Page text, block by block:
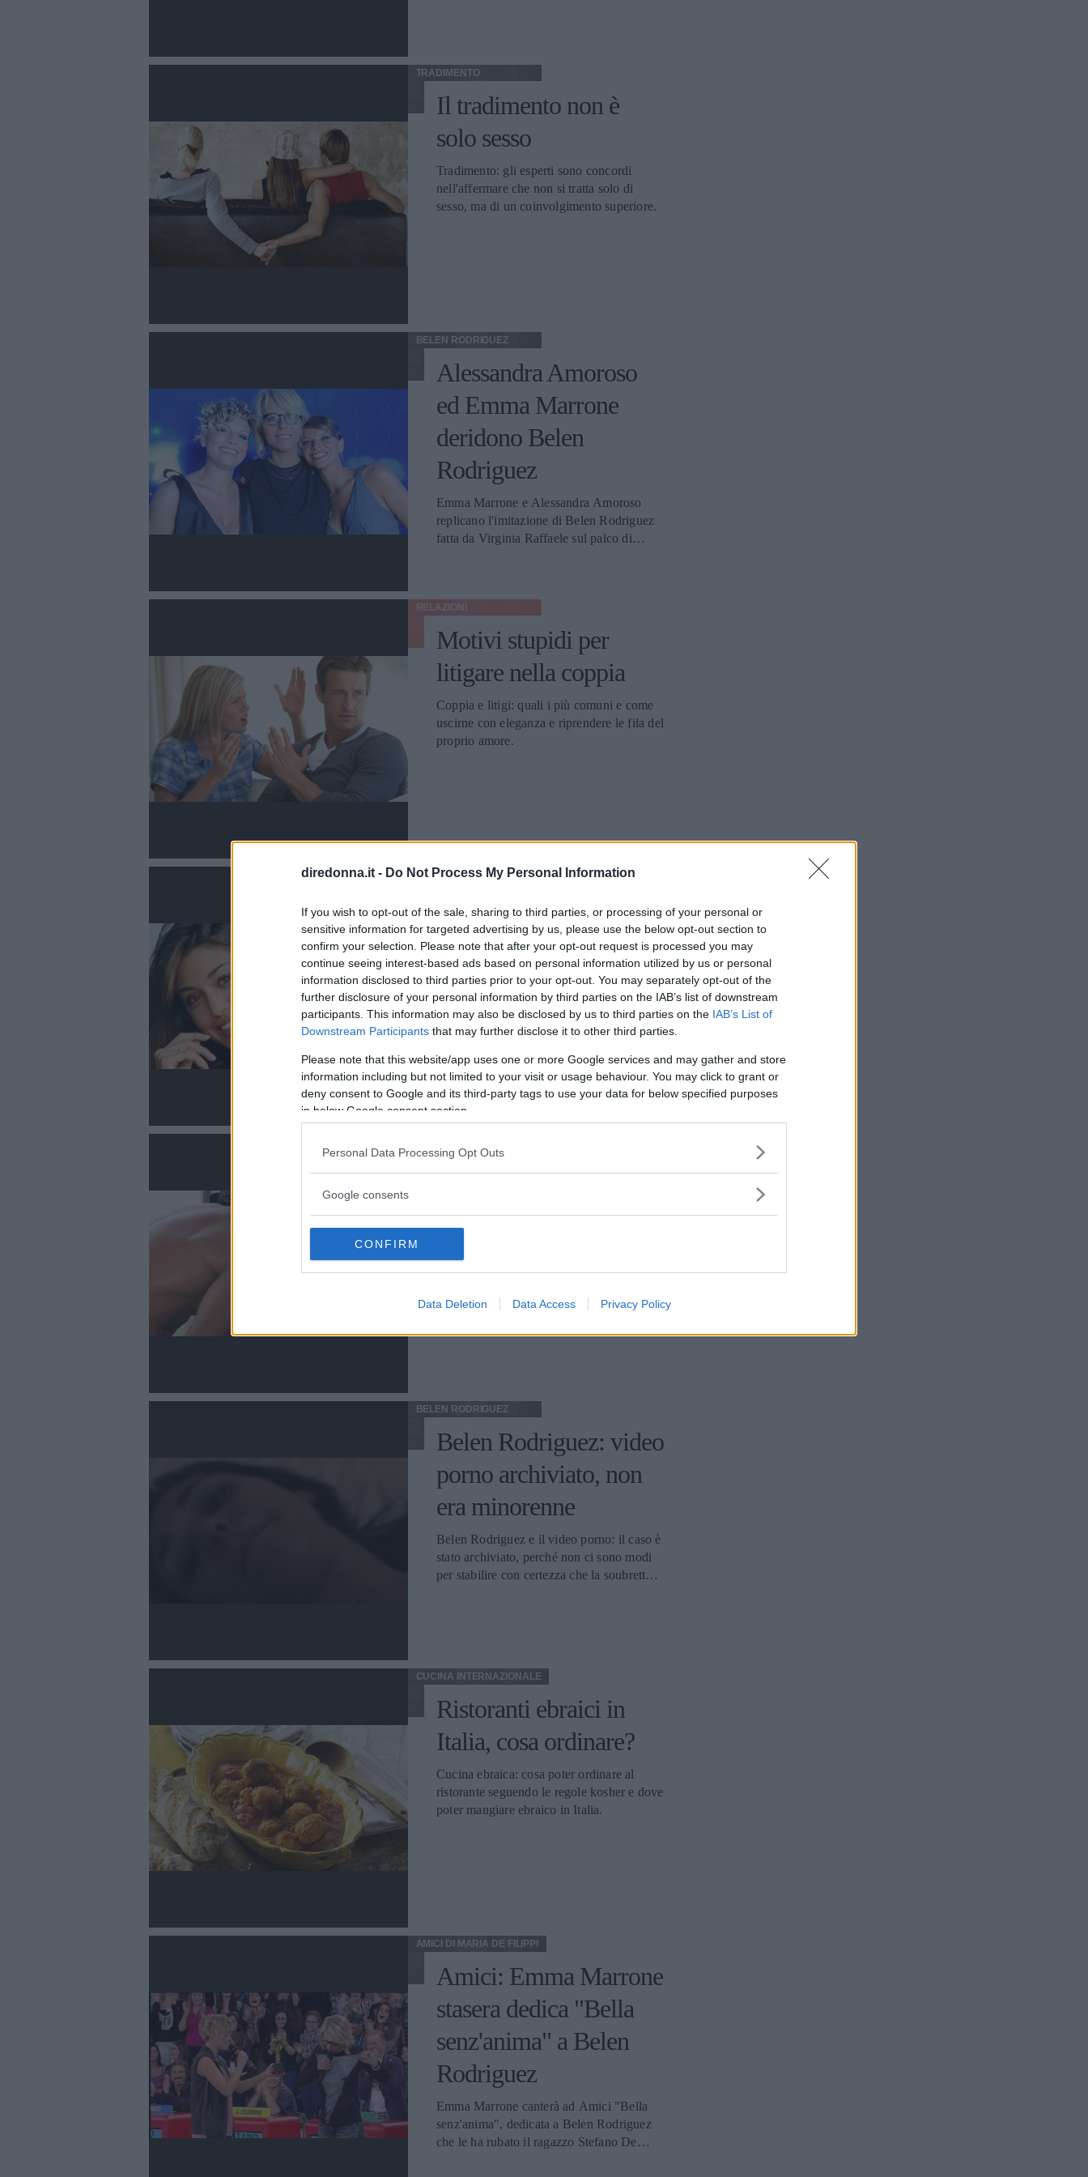
diredonna.it - Do Not Process My Personal Information
If you wish to opt-out of the sale, sharing to third parties, or processing of your personal or
sensitive information for targeted advertising by us, please use the below opt-out section to
confirm your selection. Please note that after your opt-out request is processed you may
continue seeing interest-based ads based on personal information utilized by us or personal
information disclosed to third parties prior to your opt-out. You may separately opt-out of the
further disclosure of your personal information by third parties on the IAB’s list of downstream
participants. This information may also be disclosed by us to third parties on the IAB’s List of
Downstream Participants that may further disclose it to other third parties.
Please note that this website/app uses one or more Google services and may gather and store
information including but not limited to your visit or usage behaviour. You may click to grant or
deny consent to Google and its third-party tags to use your data for below specified purposes
in below Google consent section.
Personal Data Processing Opt Outs
Google consents
CONFIRM
Data Deletion Data Access Privacy Policy
TRADIMENTO
Il tradimento non è
solo sesso
Tradimento: gli esperti sono concordi
nell'affermare che non si tratta solo di
sesso, ma di un coinvolgimento superiore.
BELEN RODRIGUEZ
Alessandra Amoroso
ed Emma Marrone
deridono Belen
Rodriguez
Emma Marrone e Alessandra Amoroso
replicano l'imitazione di Belen Rodriguez
fatta da Virginia Raffaele sul palco di
RELAZIONI
Motivi stupidi per
litigare nella coppia
Coppia e litigi: quali i più comuni e come
uscirne con eleganza e riprendere le fila del
proprio amore.
BELEN RODRIGUEZ
Selvaggia Lucarelli:
Belen Rodriguez si è
rifatta seno e labbra
Selvaggia Lucarelli posta su Twitter una
foto di Belen Rodriguez a una festa
qualche anno fa, supponendo che sia
ricorsa al bisturi del chirurgo plastico.
Donne di mezza età,
leonesse e come altri animali, tra cui gatte,
cani e aquile reali.
BELEN RODRIGUEZ
Belen Rodriguez: video
porno archiviato, non
era minorenne
Belen Rodriguez e il video porno: il caso è
stato archiviato, perché non ci sono modi
per stabilire con certezza che la soubrette
CUCINA INTERNAZIONALE
Ristoranti ebraici in
Italia, cosa ordinare?
Cucina ebraica: cosa poter ordinare al
ristorante seguendo le regole kosher e dove
poter mangiare ebraico in Italia.
AMICI DI MARIA DE FILIPPI
Amici: Emma Marrone
stasera dedica "Bella
senz'anima" a Belen
Rodriguez
Emma Marrone canterà ad Amici "Bella
senz'anima", dedicata a Belen Rodriguez
che le ha rubato il ragazzo Stefano De